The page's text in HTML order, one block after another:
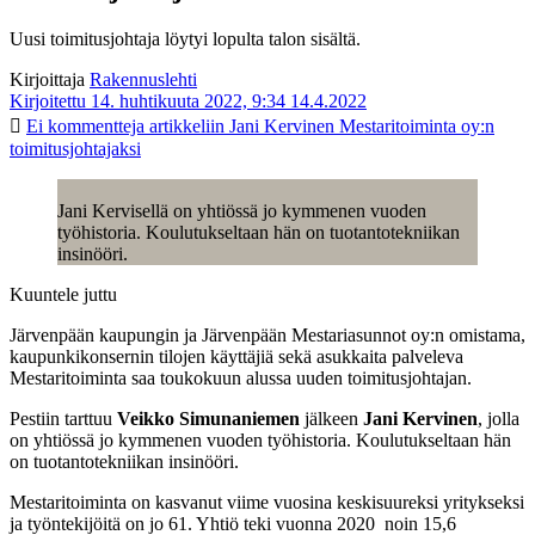
Uusi toimitusjohtaja löytyi lopulta talon sisältä.
Kirjoittaja Rakennuslehti
Kirjoitettu 14. huhtikuuta 2022, 9:34 14.4.2022
Ei kommentteja artikkeliin Jani Kervinen Mestaritoiminta oy:n
toimitusjohtajaksi
Jani Kervisellä on yhtiössä jo kymmenen vuoden
työhistoria. Koulutukseltaan hän on tuotantotekniikan
insinööri.
Kuuntele juttu
Järvenpään kaupungin ja Järvenpään Mestariasunnot oy:n omistama,
kaupunkikonsernin tilojen käyttäjiä sekä asukkaita palveleva
Mestaritoiminta saa toukokuun alussa uuden toimitusjohtajan.
Pestiin tarttuu Veikko Simunaniemen jälkeen Jani Kervinen, jolla
on yhtiössä jo kymmenen vuoden työhistoria. Koulutukseltaan hän
on tuotantotekniikan insinööri.
Mestaritoiminta on kasvanut viime vuosina keskisuureksi yritykseksi
ja työntekijöitä on jo 61. Yhtiö teki vuonna 2020 noin 15,6